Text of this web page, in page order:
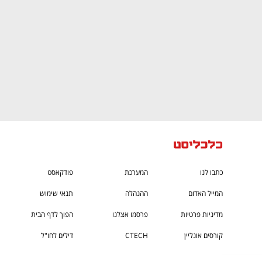
כתבו לנו המערכת פודקאסט
המייל האדום ההנהלה תנאי שימוש
מדיניות פרטיות פרסמו אצלנו הפוך לדף הבית
קורסים אונליין CTECH
דילים לחו"ל